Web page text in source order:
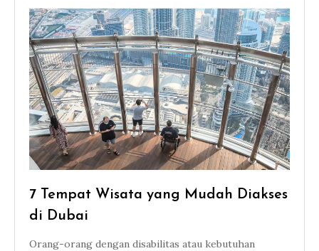
7 Tempat Wisata yang Mudah Diakses
di Dubai
Orang-orang dengan disabilitas atau kebutuhan